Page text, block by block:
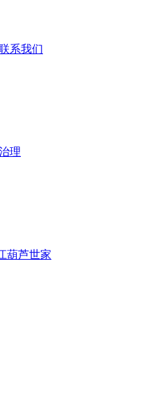
系我们
理
葫芦世家